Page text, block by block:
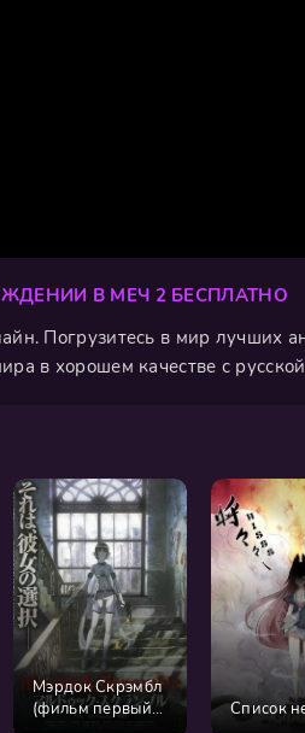
В МЕЧ 2 БЕСПЛАТНО
Погрузитесь в мир лучших
в хорошем качестве с
Мэрдок Скрэмбл
(фильм первый)
Список